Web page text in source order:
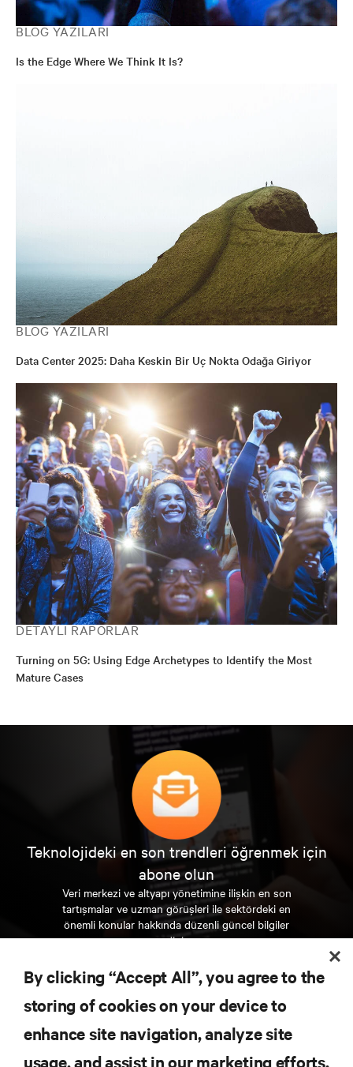
BLOG YAZILARI
Is the Edge Where We Think It Is?
BLOG YAZILARI
Data Center 2025: Daha Keskin Bir Uç Nokta Odağa Giriyor
DETAYLI RAPORLAR
Turning on 5G: Using Edge Archetypes to Identify the Most
Mature Cases
Teknolojideki en son trendleri öğrenmek için
abone olun
Veri merkezi ve altyapı yönetimine ilişkin en son
tartışmalar ve uzman görüşleri ile sektördeki en
önemli konular hakkında düzenli güncel bilgiler
edinin.
ŞİMDİ KAYDOLUN
KAYNAKLAR
By clicking “Accept All”, you agree to the
storing of cookies on your device to
enhance site navigation, analyze site
usage, and assist in our marketing efforts.